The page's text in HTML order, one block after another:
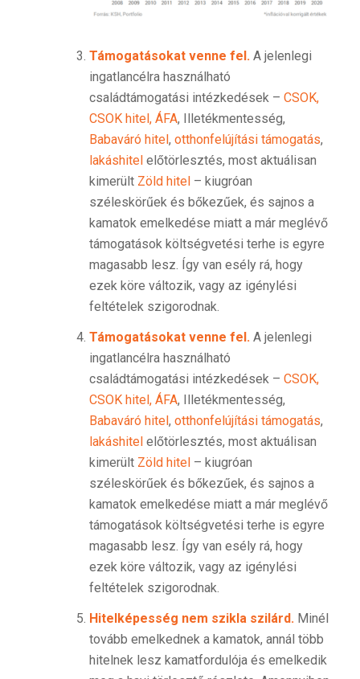
Támogatásokat venne fel. A jelenlegi
ingatlancélra használható
családtámogatási intézkedések – CSOK,
CSOK hitel, ÁFA, Illetékmentesség,
Babaváró hitel, otthonfelújítási támogatás,
lakáshitelelőtörlesztés, most aktuálisan
kimerült Zöld hitel– kiugróan
széleskörűek és bőkezűek, és sajnos a
kamatok emelkedése miatt a már meglévő
támogatások költségvetési terhe is egyre
magasabb lesz. Így van esély rá, hogy
ezek köre változik, vagy az igénylési
feltételek szigorodnak.
Támogatásokat venne fel. A jelenlegi
ingatlancélra használható
családtámogatási intézkedések – CSOK,
CSOK hitel, ÁFA, Illetékmentesség,
Babaváró hitel, otthonfelújítási támogatás,
lakáshitelelőtörlesztés, most aktuálisan
kimerült Zöld hitel– kiugróan
széleskörűek és bőkezűek, és sajnos a
kamatok emelkedése miatt a már meglévő
támogatások költségvetési terhe is egyre
magasabb lesz. Így van esély rá, hogy
ezek köre változik, vagy az igénylési
feltételek szigorodnak.
Hitelképesség nem szikla szilárd. Minél
tovább emelkednek a kamatok, annál több
hitelnek lesz kamatfordulója és emelkedik